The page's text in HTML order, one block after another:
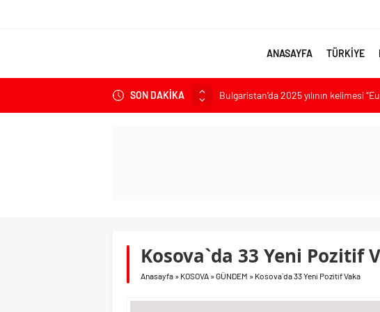
ANASAYFA TÜRKİYE
SON DAKİKA
Bulgaristan’da 2025 yılının kelimesi
Bulgaristan’dan İspanya’ya destek
Kosova`da 33 Yeni Pozitif
Anasayfa » KOSOVA »GÜNDEM » Kosova`da 33 Yeni Pozitif Vaka